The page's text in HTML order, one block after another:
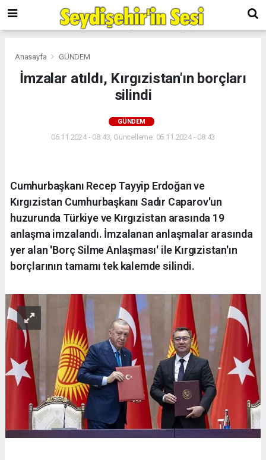
Anasayfa GÜNDEM
İmzalar atıldı, Kırgızistan'ın borçları
silindi
GÜNDEM
06.11.2024 - 08:43, Güncelleme: 06.11.2024 - 08:43
Cumhurbaşkanı Recep Tayyip Erdoğan ve
Kırgızistan Cumhurbaşkanı Sadır Caparov'un
huzurunda Türkiye ve Kırgızistan arasında 19
anlaşma imzalandı. İmzalanan anlaşmalar arasında
yer alan 'Borç Silme Anlaşması' ile Kırgızistan'ın
borçlarının tamamı tek kalemde silindi.